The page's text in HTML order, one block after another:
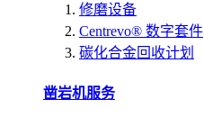
修磨设备
Centrevo® 数字套件
碳化合金回收计划
凿岩机服务